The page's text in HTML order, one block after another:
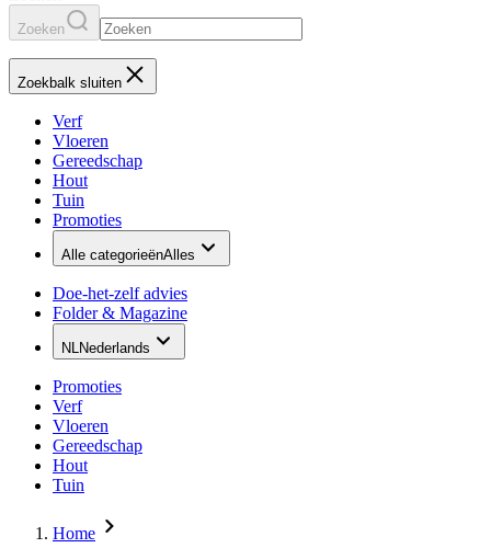
Zoeken
Zoekbalk sluiten
Verf
Vloeren
Gereedschap
Hout
Tuin
Promoties
Alle categorieënAlles
Doe-het-zelf advies
Folder & Magazine
NLNederlands
Promoties
Verf
Vloeren
Gereedschap
Hout
Tuin
Home